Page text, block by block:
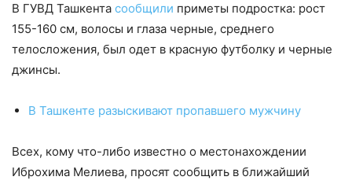
В ГУВД Ташкента сообщили приметы подростка: рост
155-160 см, волосы и глаза черные, среднего
телосложения, был одет в красную футболку и черные
джинсы.
В Ташкенте разыскивают пропавшего мужчину
Всех, кому что-либо известно о местонахождении
Иброхима Мелиева, просят сообщить в ближайший